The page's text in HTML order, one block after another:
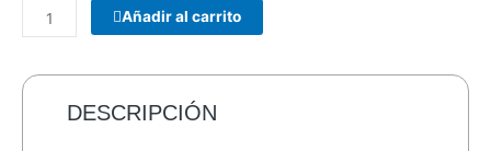
COMBO
TECLADO/MOUSE
178990
INALAMBRICO
Añadir al carrito
DESCRIPCIÓN